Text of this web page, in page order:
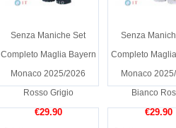
Senza Maniche Set
Completo Maglia Bayern
Monaco 2025/2026
Rosso Grigio
€29.90
Senza
Completo
Monaco
Bianco
€29.90